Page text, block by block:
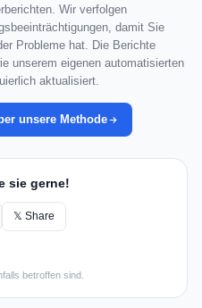
Wir verfolgen
damit Sie
Probleme hat. Die Berichte
unserem eigenen automatisierten
aktualisiert.
unsere Methode
sie gerne!
𝕏 Share
betroffen sind.